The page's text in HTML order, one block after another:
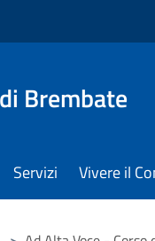
Brembate
Servizi Vivere il